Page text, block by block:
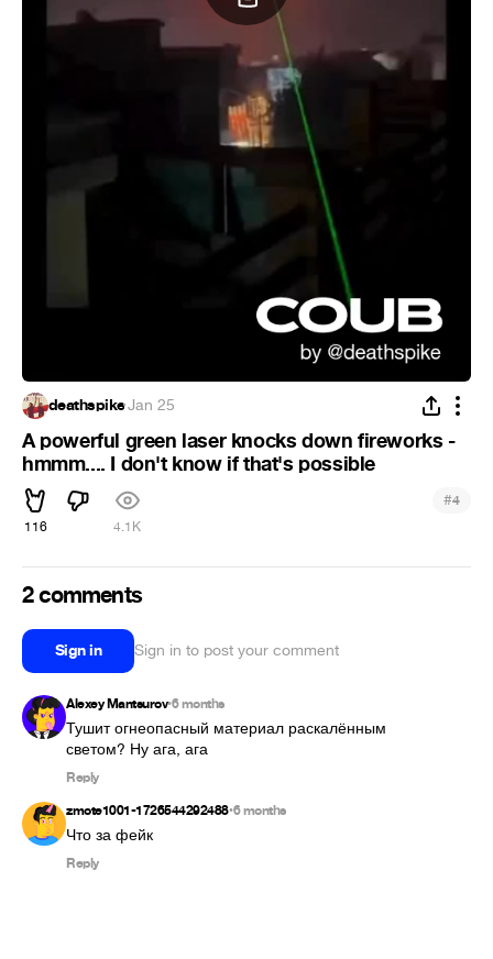
deathspike·Jan 25
A powerful green laser knocks down fireworks -
hmmm.... I don't know if that's possible
116 4.1K
#4
2 comments
Sign in Sign in to post your comment
Alexey Mantsurov•6 months
Тушит огнеопасный материал раскалённым
светом? Ну ага, ага
Reply
zmote1001-1726544292488•6 months
Что за фейк
Reply